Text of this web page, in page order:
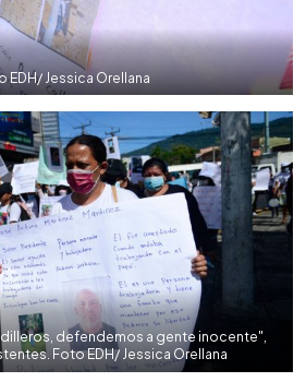
EDH/ Jessica Orellana
defendemos a gente inocente",
Foto EDH/ Jessica Orellana